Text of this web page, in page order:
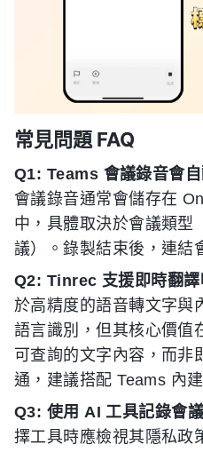
常見問題 FAQ
Q1: Teams 會議錄音會自
會議錄音通常會儲存在
中，具體取決於會議類型
議）。錄製結束後，連結
Q2: Tinrec 支援即時翻譯
於高精度的語音轉文字與
語言識別，但其核心價值
可查詢的文字內容，而非
通，建議搭配 Teams 內
Q3: 使用 AI 工具記錄會
擇工具時應檢視其隱私政